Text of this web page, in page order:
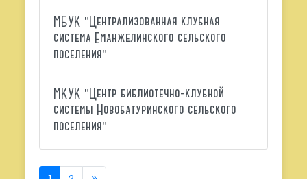
МБУК "Централизованная клубная
система Еманжелинского сельского
поселения"
МКУК "Центр библиотечно-клубной
системы Новобатуринского сельского
поселения"